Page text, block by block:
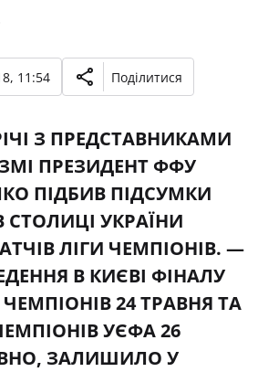
11:54 Поділитися
З ПРЕДСТАВНИКАМИ
ПРЕЗИДЕНТ ФФУ
ПІДБИВ ПІДСУМКИ
СТОЛИЦІ УКРАЇНИ
ЛІГИ ЧЕМПІОНІВ. —
В КИЄВІ ФІНАЛУ
24 ТРАВНЯ ТА
УЄФА 26
ЗАЛИШИЛО У